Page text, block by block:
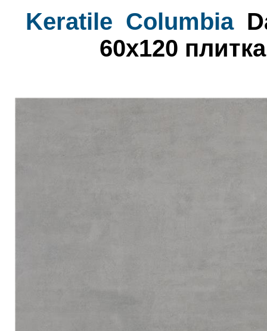
Keratile Columbia
60x120